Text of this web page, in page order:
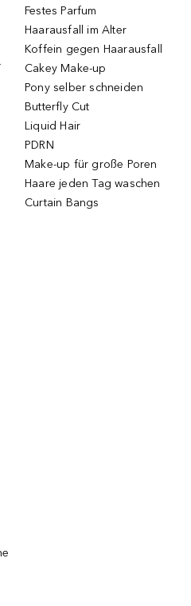
Festes Parfum
Haarausfall im Alter
Koffein gegen Haarausfall
Cakey Make-up
Pony selber schneiden
Butterfly Cut
Liquid Hair
PDRN
Make-up für große Poren
Haare jeden Tag waschen
Curtain Bangs